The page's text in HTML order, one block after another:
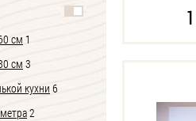
см 1
см 3
кухни 6
2